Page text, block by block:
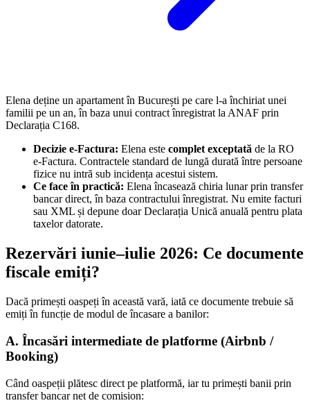
Elena deține un apartament în București pe care l-a închiriat unei
familii pe un an, în baza unui contract înregistrat la ANAF prin
Declarația C168.
Decizie e-Factura: Elena este complet exceptată de la RO
e-Factura. Contractele standard de lungă durată între persoane
fizice nu intră sub incidența acestui sistem.
Ce face în practică: Elena încasează chiria lunar prin transfer
bancar direct, în baza contractului înregistrat. Nu emite facturi
sau XML și depune doar Declarația Unică anuală pentru plata
taxelor datorate.
Rezervări iunie–iulie 2026: Ce documente
fiscale emiți?
Dacă primești oaspeți în această vară, iată ce documente trebuie să
emiți în funcție de modul de încasare a banilor:
A. Încasări intermediate de platforme (Airbnb /
Booking)
Când oaspeții plătesc direct pe platformă, iar tu primești banii prin
transfer bancar net de comision: